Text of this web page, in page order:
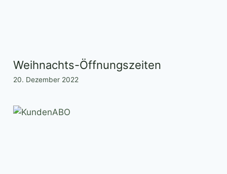
Weihnachts-Öffnungszeiten
20. Dezember 2022